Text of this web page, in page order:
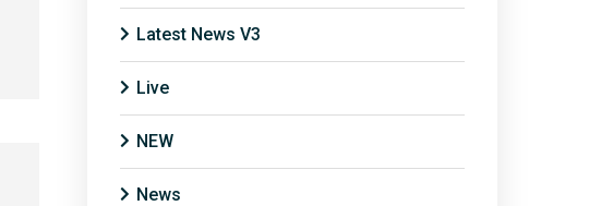
Latest News V3
Live
NEW
News